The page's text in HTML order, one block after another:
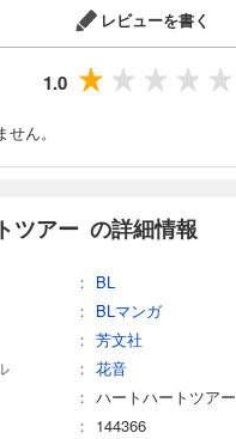
レビューを書く
1.0
ん。
ツアー の詳細情報
BL
BLマンガ
芳文社
花音
ハートハートツアー
144366